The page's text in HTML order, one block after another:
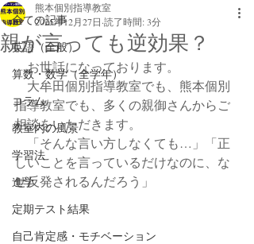
全ての記事
英語（全般）
算数・数学（全学年）
コラム
教室内の風景
学習法
進学
定期テスト結果
自己肯定感・モチベーション
親が言っても逆効果？
熊本個別指導教室
2025年12月27日 読了時間: 3分
お世話になっております。
大牟田個別指導教室でも、熊本個別
指導教室でも、多くの親御さんからご
相談をいただきます。
「そんな言い方しなくても…」「正
しいことを言っているだけなのに、な
ぜ反発されるんだろう」